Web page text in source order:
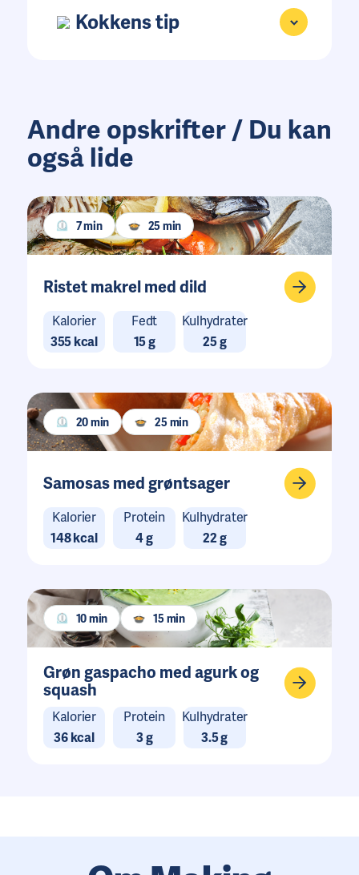
Kokkens tip
Andre opskrifter / Du kan
også lide
7 min 25 min
Ristet makrel med dild
Kalorier
355 kcal
Fedt
15 g
Kulhydrater
25 g
20 min 25 min
Samosas med grøntsager
Kalorier
148 kcal
Protein
4 g
Kulhydrater
22 g
10 min 15 min
Grøn gaspacho med agurk og
squash
Kalorier
36 kcal
Protein
3 g
Kulhydrater
3.5 g